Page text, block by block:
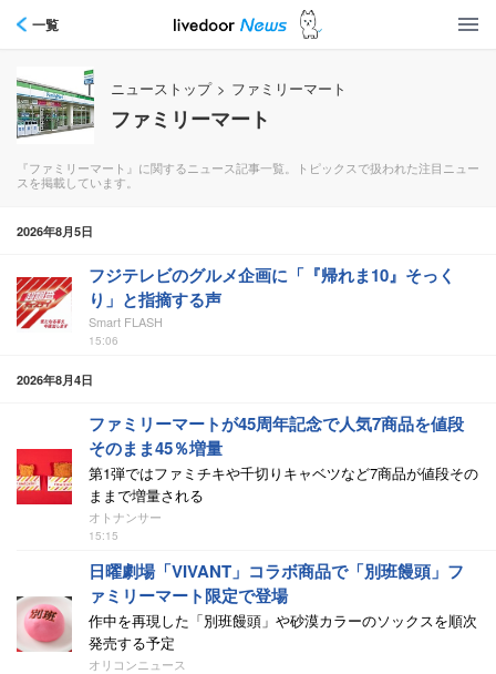
一覧
ニューストップ > ファミリーマート
ファミリーマート
『ファミリーマート』に関するニュース記事一覧。トピックスで扱われた注目ニュー
スを掲載しています。
2026年8月5日
フジテレビのグルメ企画に「『帰れま10』そっく
り」と指摘する声
Smart FLASH
15:06
2026年8月4日
ファミリーマートが45周年記念で人気7商品を値段
そのまま45％増量
第1弾ではファミチキや千切りキャベツなど7商品が値段その
ままで増量される
オトナンサー
15:15
日曜劇場「VIVANT」コラボ商品で「別班饅頭」フ
ァミリーマート限定で登場
作中を再現した「別班饅頭」や砂漠カラーのソックスを順次
発売する予定
オリコンニュース